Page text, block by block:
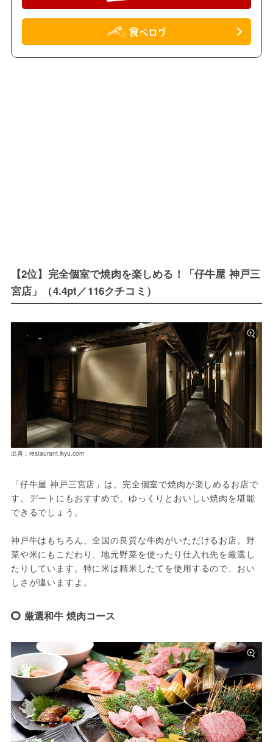
【2位】完全個室で焼肉を楽しめる！「仔牛屋 神戸三
宮店」（4.4pt／116クチコミ）
出典：restaurant.ikyu.com
「仔牛屋 神戸三宮店」は、完全個室で焼肉が楽しめるお店で
す。デートにもおすすめで、ゆっくりとおいしい焼肉を堪能
できるでしょう。
神戸牛はもちろん、全国の良質な牛肉がいただけるお店。野
菜や米にもこだわり、地元野菜を使ったり仕入れ先を厳選し
たりしています。特に米は精米したてを使用するので、おい
しさが違いますよ。
厳選和牛 焼肉コース